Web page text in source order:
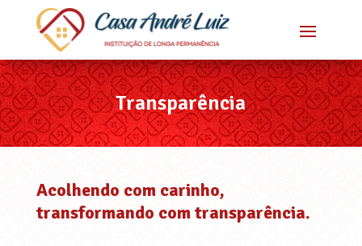
Transparência
Acolhendo com carinho,
transformando com transparência.